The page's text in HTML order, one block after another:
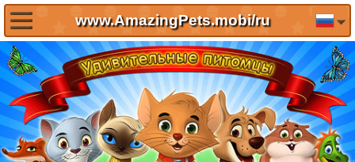
www.AmazingPets.mobi/ru